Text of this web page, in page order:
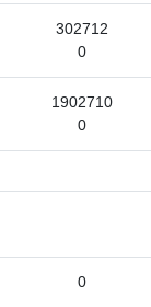
302712
0
1902710
0
0